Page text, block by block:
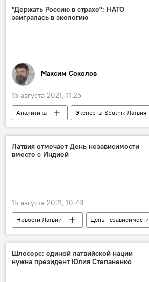
Александр Лукашенко
президент
мигранты
Вячеслав Домбровский
"Держать Россию в страхе": НАТО
заигралась в экологию
Максим Соколов
15 августа 2021, 11:25
Аналитика
Эксперты Sputnik Латвия
Колумнисты
Россия
НАТО
безопасность
Латвия отмечает День независимости
вместе с Индией
15 августа 2021, 10:43
Новости Латвии
День независимости
Индия
Шлесерс: единой латвийской нации
нужна президент Юлия Степаненко